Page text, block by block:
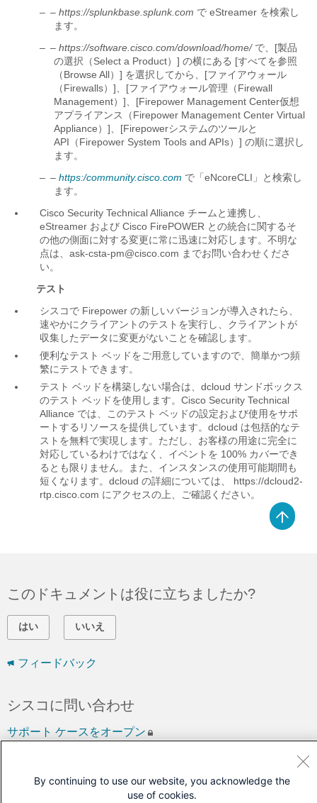
– – https://splunkbase.splunk.com で eStreamer を検索し
ます。
– – https://software.cisco.com/download/home/で、[製品
の選択（Select a Product）] の横にある [すべてを参照
（Browse All）] を選択してから、[ファイアウォール
（Firewalls）]、[ファイアウォール管理（Firewall
Management）]、[Firepower Management Center仮想
アプライアンス（Firepower Management Center Virtual
Appliance）]、[Firepowerシステムのツールと
API（Firepower System Tools and APIs）] の順に選択し
ます。
– – https:/community.cisco.com で「eNcoreCLI」と検索し
ます。
Cisco Security Technical Alliance チームと連携し、
eStreamer および Cisco FirePOWER との統合に関するそ
の他の側面に対する変更に常に迅速に対応します。不明な
点は、ask-csta-pm@cisco.com までお問い合わせくださ
い。
テスト
シスコで Firepower の新しいバージョンが導入されたら、
速やかにクライアントのテストを実行し、クライアントが
収集したデータに変更がないことを確認します。
便利なテスト ベッドをご用意していますので、簡単かつ頻
繁にテストできます。
テスト ベッドを構築しない場合は、dcloud サンドボックス
のテスト ベッドを使用します。Cisco Security Technical
Alliance では、このテスト ベッドの設定および使用をサポ
ートするリソースを提供しています。dcloud は包括的なテ
ストを無料で実現します。ただし、お客様の用途に完全に
対応しているわけではなく、イベントを 100% カバーでき
るとも限りません。また、インスタンスの使用可能期間も
短くなります。dcloud の詳細については、
https://dcloud2-
rtp.cisco.com にアクセスの上、ご確認ください。
このドキュメントは役に立ちましたか?
はい いいえ
フィードバック
シスコに問い合わせ
サポート ケースをオープン
By continuing to use our website, you acknowledge the
use of cookies.